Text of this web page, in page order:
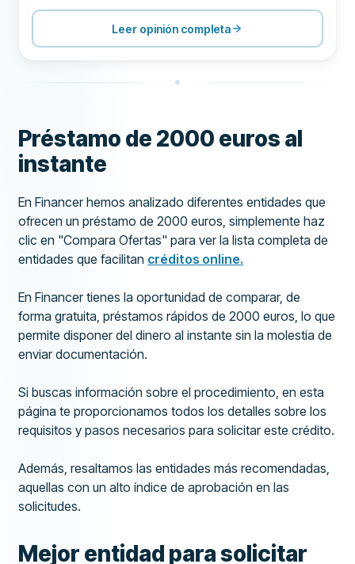
CONDICIONES 100
Leer opinión completa
Préstamo de 2000 euros al
instante
En Financer hemos analizado diferentes entidades que
ofrecen un préstamo de 2000 euros, simplemente haz
clic en "Compara Ofertas" para ver la lista completa de
entidades que facilitan créditos online.
En Financer tienes la oportunidad de comparar, de
forma gratuita, préstamos rápidos de 2000 euros, lo que
permite disponer del dinero al instante sin la molestia de
enviar documentación.
Si buscas información sobre el procedimiento, en esta
página te proporcionamos todos los detalles sobre los
requisitos y pasos necesarios para solicitar este crédito.
Además, resaltamos las entidades más recomendadas,
aquellas con un alto índice de aprobación en las
solicitudes.
Mejor entidad para solicitar